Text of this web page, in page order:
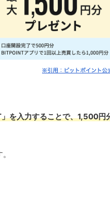
を入力することで、1,500円